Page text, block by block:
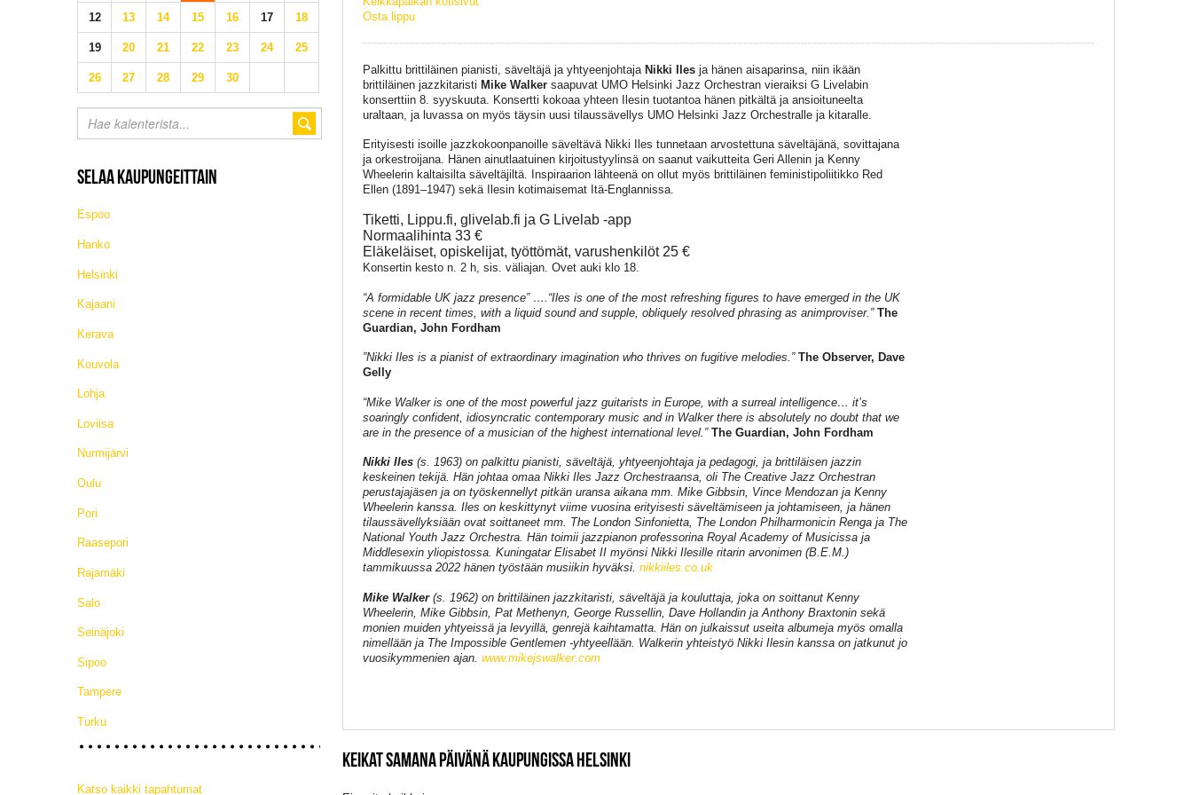
Osta lippu
Palkittu brittiläinen pianisti, säveltäjä ja yhtyeenjohtaja Nikki Ilesja hänen aisaparinsa, niin ikään
brittiläinen jazzkitaristi Mike Walkersaapuvat UMO Helsinki Jazz Orchestran vieraiksi G Livelabin
konserttiin 8. syyskuuta. Konsertti kokoaa yhteen Ilesin tuotantoa hänen pitkältä ja ansioituneelta
uraltaan, ja luvassa on myös täysin uusi tilaussävellys UMO Helsinki Jazz Orchestralle ja kitaralle.
Erityisesti isoille jazzkokoonpanoille säveltävä Nikki Iles tunnetaan arvostettuna säveltäjänä, sovittajana
ja orkestroijana. Hänen ainutlaatuinen kirjoitustyylinsä on saanut vaikutteita Geri Allenin ja Kenny
Wheelerin kaltaisilta säveltäjiltä. Inspiraarion lähteenä on ollut myös brittiläinen feministipoliitikko Red
Ellen (1891–1947) sekä Ilesin kotimaisemat Itä-Englannissa.
Tiketti, Lippu.fi, glivelab.fi ja G Livelab -app
Normaalihinta 33 €
Eläkeläiset, opiskelijat, työttömät, varushenkilöt 25 €
Konsertin kesto n. 2 h, sis. väliajan. Ovet auki klo 18.
“A formidable UK jazz presence” ….“Iles is one of the most refreshing figures to have emerged in the UK
scene in recent times, with a liquid sound and supple, obliquely resolved phrasing as animproviser.” The
Guardian, John Fordham
”Nikki Iles is a pianist of extraordinary imagination who thrives on fugitive melodies.” The Observer, Dave
Gelly
“Mike Walker is one of the most powerful jazz guitarists in Europe, with a surreal intelligence… it’s
soaringly confident, idiosyncratic contemporary music and in Walker there is absolutely no doubt that we
are in the presence of a musician of the highest international level.” The Guardian, John Fordham
Nikki Iles(s. 1963) on palkittu pianisti, säveltäjä, yhtyeenjohtaja ja pedagogi, ja brittiläisen jazzin
keskeinen tekijä. Hän johtaa omaa Nikki Iles Jazz Orchestraansa, oli The Creative Jazz Orchestran
perustajajäsen ja on työskennellyt pitkän uransa aikana mm. Mike Gibbsin, Vince Mendozan ja Kenny
Wheelerin kanssa. Iles on keskittynyt viime vuosina erityisesti säveltämiseen ja johtamiseen, ja hänen
tilaussävellyksiään ovat soittaneet mm. The London Sinfonietta, The London Philharmonicin Renga ja The
National Youth Jazz Orchestra. Hän toimii jazzpianon professorina Royal Academy of Musicissa ja
Middlesexin yliopistossa. Kuningatar Elisabet II myönsi Nikki Ilesille ritarin arvonimen (B.E.M.)
tammikuussa 2022 hänen työstään musiikin hyväksi. nikkiiles.co.uk
Mike Walker(s. 1962) on brittiläinen jazzkitaristi, säveltäjä ja kouluttaja, joka on soittanut Kenny
Wheelerin, Mike Gibbsin, Pat Methenyn, George Russellin, Dave Hollandin ja Anthony Braxtonin sekä
monien muiden yhtyeissä ja levyillä, genrejä kaihtamatta. Hän on julkaissut useita albumeja myös omalla
nimellään ja The Impossible Gentlemen -yhtyeellään. Walkerin yhteistyö Nikki Ilesin kanssa on jatkunut jo
vuosikymmenien ajan. www.mikejswalker.com
KEIKAT SAMANA PÄIVÄNÄ KAUPUNGISSA HELSINKI
12 13 14 15 16 17 18
19 20 21 22 23 24 25
26 27 28 29 30
SELAA KAUPUNGEITTAIN
Espoo
Hanko
Helsinki
Kajaani
Kerava
Kouvola
Lohja
Loviisa
Nurmijärvi
Oulu
Pori
Raasepori
Rajamäki
Salo
Seinäjoki
Sipoo
Tampere
Turku
Katso kaikki tapahtumat